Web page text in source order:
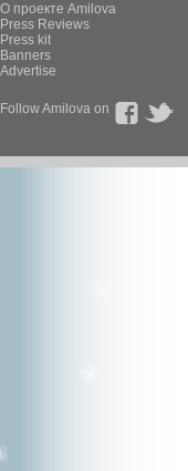
О проекте Amilova
Press Reviews
Press kit
Banners
Advertise
Follow Amilova on